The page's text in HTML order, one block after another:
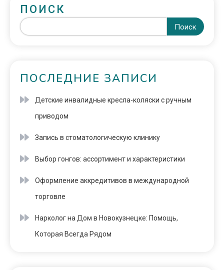
ПОИСК
Поиск
ПОСЛЕДНИЕ ЗАПИСИ
Детские инвалидные кресла-коляски с ручным
приводом
Запись в стоматологическую клинику
Выбор гонгов: ассортимент и характеристики
Оформление аккредитивов в международной
торговле
Нарколог на Дом в Новокузнецке: Помощь,
Которая Всегда Рядом